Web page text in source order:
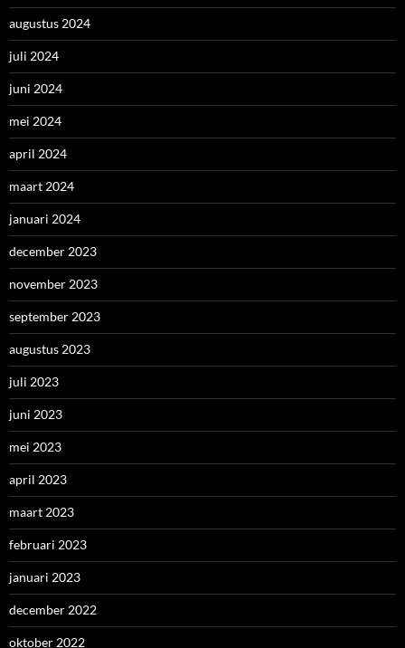
augustus 2024
juli 2024
juni 2024
mei 2024
april 2024
maart 2024
januari 2024
december 2023
november 2023
september 2023
augustus 2023
juli 2023
juni 2023
mei 2023
april 2023
maart 2023
februari 2023
januari 2023
december 2022
oktober 2022